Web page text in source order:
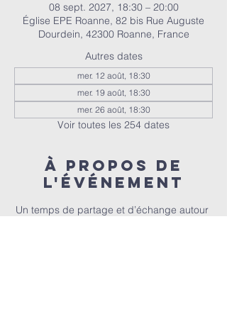
08 sept. 2027, 18:30 – 20:00
Église EPE Roanne, 82 bis Rue Auguste
Dourdein, 42300 Roanne, France
Autres dates
mer. 12 août, 18:30
mer. 19 août, 18:30
mer. 26 août, 18:30
Voir toutes les 254 dates
À propos de
l'événement
Un temps de partage et d’échange autour